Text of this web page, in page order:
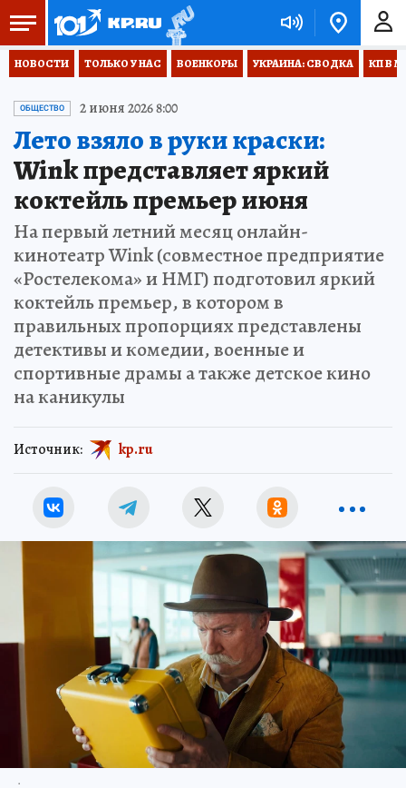
НОВОСТИ ТОЛЬКО У НАС ВОЕНКОРЫ УКРАИНА: СВОДКА КП В
ОБЩЕСТВО 2 июня 2026 8:00
Лето взяло в руки краски:
Wink представляет яркий
коктейль премьер июня
На первый летний месяц онлайн-
кинотеатр Wink (совместное предприятие
«Ростелекома» и НМГ) подготовил яркий
коктейль премьер, в котором в
правильных пропорциях представлены
детективы и комедии, военные и
спортивные драмы а также детское кино
на каникулы
Источник: kp.ru
.